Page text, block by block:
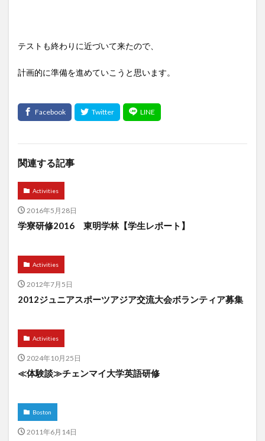
テストも終わりに近づいて来たので、
計画的に準備を進めていこうと思います。
関連する記事
Activities
2016年5月28日
学寮研修2016 東明学林【学生レポート】
Activities
2012年7月5日
2012ジュニアスポーツアジア交流大会ボランティア募集
Activities
2024年10月25日
≪体験談≫チェンマイ大学英語研修
Boston
2011年6月14日